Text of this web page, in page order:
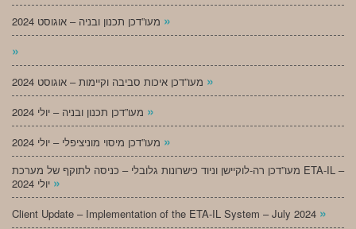
»
»
»
»
»
מעו”דכן רה-לוקיישן וניוד כישרונות גלובלי – כניסה לתוקף של מערכת ETA-IL –
»
Client Update – Implementation of the ETA-IL System – July 2024 »